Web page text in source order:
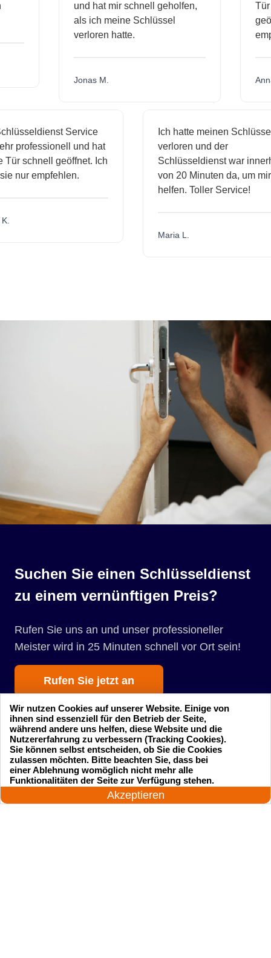
und hat mir schnell geholfen,
als ich meine Schlüssel
verloren hatte.
Jonas M.
Service
professionell und hat
schnell geöffnet. Ich
nur empfehlen.
Ich hatte meinen Schlüssel
verloren und der
Schlüsseldienst war
von 20 Minuten da, um mir
helfen. Toller Service!
Maria L.
Suchen Sie einen Schlüsseldienst
zu einem vernünftigen Preis?
Rufen Sie uns an und unser professioneller
Meister wird in 25 Minuten schnell vor Ort sein!
Rufen Sie jetzt an
Startseite Einsatzgebiete
Preise
24 Stunden am Tag
Akzeptieren
Wir nutzen Cookies auf unserer Website. Einige von
ihnen sind essenziell für den Betrieb der Seite,
während andere uns helfen, diese Website und die
Nutzererfahrung zu verbessern (Tracking Cookies).
Sie können selbst entscheiden, ob Sie die Cookies
zulassen möchten. Bitte beachten Sie, dass bei
einer Ablehnung womöglich nicht mehr alle
Funktionalitäten der Seite zur Verfügung stehen.